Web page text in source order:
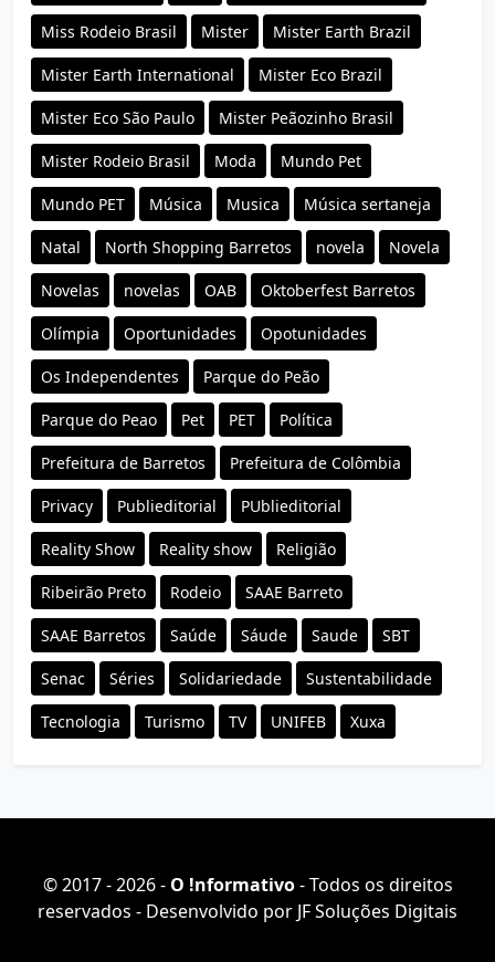
Miss Rodeio Brasil Mister Mister Earth Brazil
Mister Earth International Mister Eco Brazil
Mister Eco São Paulo Mister Peãozinho Brasil
Mister Rodeio Brasil Moda Mundo Pet
Mundo PET Música Musica Música sertaneja
Natal North Shopping Barretos novela Novela
Novelas novelas OAB Oktoberfest Barretos
Olímpia Oportunidades Opotunidades
Os Independentes Parque do Peão
Parque do Peao Pet PET Política
Prefeitura de Barretos Prefeitura de Colômbia
Privacy Publieditorial PUblieditorial
Reality Show Reality show Religião
Ribeirão Preto Rodeio SAAE Barreto
SAAE Barretos Saúde Sáude Saude SBT
Senac Séries Solidariedade Sustentabilidade
Tecnologia Turismo TV UNIFEB Xuxa
© 2017 - 2026 - O ǃnformativo- Todos os direitos
reservados - Desenvolvido por JF Soluções Digitais